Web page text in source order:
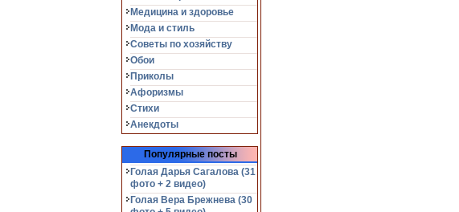
Медицина и здоровье
Мода и стиль
Советы по хозяйству
Обои
Приколы
Афоризмы
Стихи
Анекдоты
Популярные посты
Голая Дарья Сагалова (31
фото + 2 видео)
Голая Вера Брежнева (30